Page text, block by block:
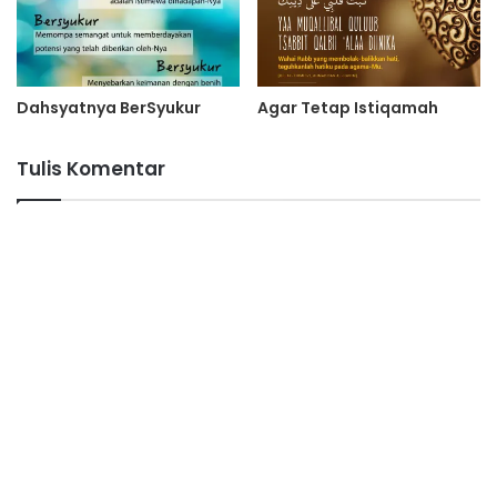
Dahsyatnya BerSyukur Agar Tetap Istiqamah
Tulis Komentar